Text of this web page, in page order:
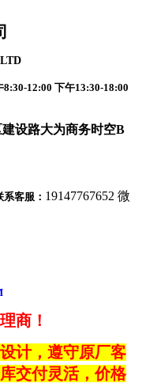
8:30-12:00 下午13:30-18:00
设路大为商务时空B
客服： 19147767652 微
商！
计，遵守原厂客
交付灵活，价格